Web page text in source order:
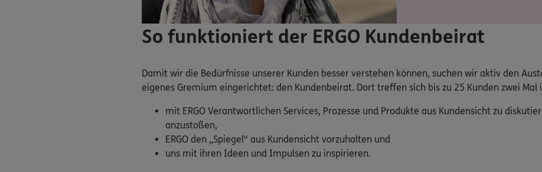
So funktioniert der ERGO Kundenbeirat
Damit wir die Bedürfnisse unserer Kunden besser verstehen können, suchen wir aktiv den
eigenes Gremium eingerichtet: den Kundenbeirat. Dort treffen sich bis zu 25 Kunden zwei Mal
mit ERGO Verantwortlichen Services, Prozesse und Produkte aus Kundensicht zu
anzustoßen,
ERGO den „Spiegel“ aus Kundensicht vorzuhalten und
uns mit ihren Ideen und Impulsen zu inspirieren.